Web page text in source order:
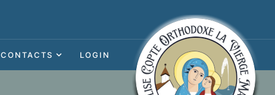
CONTACTS LOGIN